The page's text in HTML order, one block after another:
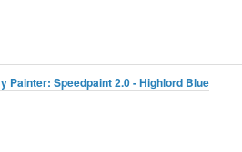
Painter: Speedpaint 2.0 - Highlord Blue